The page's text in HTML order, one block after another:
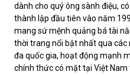
dành cho quý ông sành điệu,
thành lập đầu tiên vào năm
mang sứ mệnh quảng bá tài
thời trang nổi bật nhất qua các
đa quốc gia, hoạt động mạnh
chính thức có mặt tại Việt